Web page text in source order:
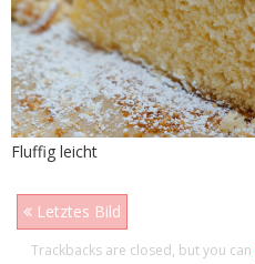
Fluffig leicht
Letztes Bild
Trackbacks are closed, but you can